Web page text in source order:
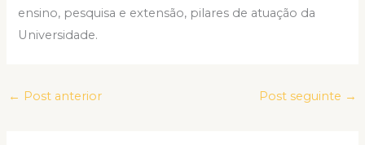
ensino, pesquisa e extensão, pilares de atuação da
Universidade.
← Post anterior Post seguinte →